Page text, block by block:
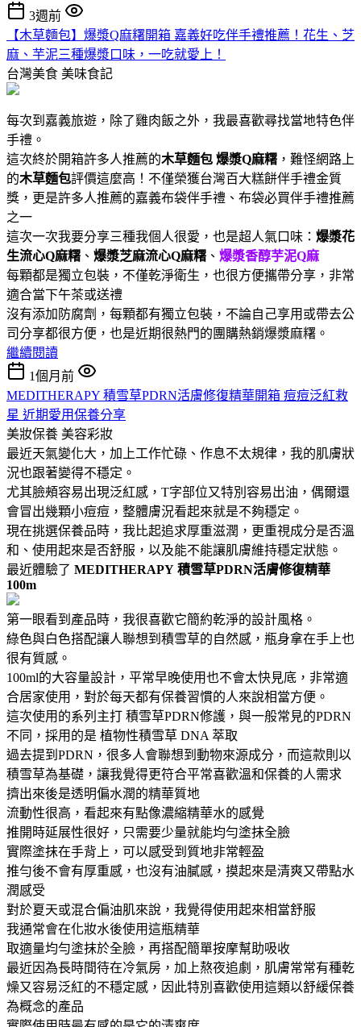
3週前
【木草麵包】爆漿Q麻糬開箱 嘉義好吃伴手禮推薦！花生、芝
麻、芋泥三種爆漿口味，一吃就愛上！
台灣美食 美味食記
每次到嘉義旅遊，除了雞肉飯之外，我最喜歡尋找當地特色伴
手禮。
這次終於開箱許多人推薦的木草麵包 爆漿Q麻糬 ，難怪網路上
的木草麵包評價這麼高！不僅榮獲台灣百大糕餅伴手禮金質
獎，更是許多人推薦的嘉義布袋伴手禮、布袋必買伴手禮推薦
之一
這次一次我要分享三種我個人很愛，也是超人氣口味： 爆漿花
生流心Q麻糬 、 爆漿芝麻流心Q麻糬 、 爆漿香醇芋泥Q麻
每顆都是獨立包裝，不僅乾淨衛生，也很方便攜帶分享，非常
適合當下午茶或送禮
沒有添加防腐劑，每顆都有獨立包裝，不論自己享用或帶去公
司分享都很方便，也是近期很熱門的團購熱銷爆漿麻糬。
繼續閱讀
1個月前
MEDITHERAPY 積雪草PDRN活膚修復精華開箱 痘痘泛紅救
星 近期愛用保養分享
美妝保養 美容彩妝
最近天氣變化大，加上工作忙碌、作息不太規律，我的肌膚狀
況也跟著變得不穩定。
尤其臉頰容易出現泛紅感，T字部位又特別容易出油，偶爾還
會冒出幾顆小痘痘，整體膚況看起來就是不夠穩定。
現在挑選保養品時，我比起追求厚重滋潤，更重視成分是否溫
和、使用起來是否舒服，以及能不能讓肌膚維持穩定狀態。
最近體驗了 MEDITHERAPY 積雪草PDRN活膚修復精華
100m
第一眼看到產品時，我很喜歡它簡約乾淨的設計風格。
綠色與白色搭配讓人聯想到積雪草的自然感，瓶身拿在手上也
很有質感。
100ml的大容量設計，平常早晚使用也不會太快見底，非常適
合居家使用，對於每天都有保養習慣的人來說相當方便。
這次使用的系列主打 積雪草PDRN修護，與一般常見的PDRN
不同，採用的是 植物性積雪草 DNA 萃取
過去提到PDRN，很多人會聯想到動物來源成分，而這款則以
積雪草為基礎，讓我覺得更符合平常喜歡溫和保養的人需求
擠出來後是透明偏水潤的精華質地
流動性很高，看起來有點像濃縮精華水的感覺
推開時延展性很好，只需要少量就能均勻塗抹全臉
實際塗抹在手背上，可以感受到質地非常輕盈
推勻後不會有厚重感，也沒有油膩感，摸起來是清爽又帶點水
潤感受
對於夏天或混合偏油肌來說，我覺得使用起來相當舒服
我通常會在化妝水後使用這瓶精華
取適量均勻塗抹於全臉，再搭配簡單按摩幫助吸收
最近因為長時間待在冷氣房，加上熬夜追劇，肌膚常常有種乾
燥又容易泛紅的不穩定感，因此特別喜歡使用這類以舒緩保養
為概念的產品